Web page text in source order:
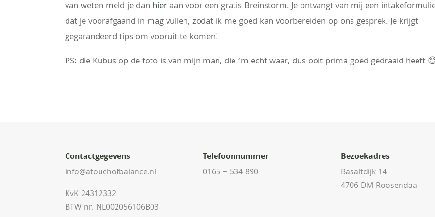
van weten meld je dan hieraan voor een gratis Breinstorm. Je ontvangt van mij een
dat je voorafgaand in mag vullen, zodat ik me goed kan voorbereiden op ons gesprek. Je krijgt
gegarandeerd tips om vooruit te komen!
PS: die Kubus op de foto is van mijn man, die ‘m echt waar, dus ooit prima goed gedraaid heeft
Contactgegevens
info@atouchofbalance.nl
KvK 24312332
BTW nr. NL002056106B03
Telefoonnummer
0165 – 534 890
Bezoekadres
Basaltdijk 14
4706 DM Roosendaal